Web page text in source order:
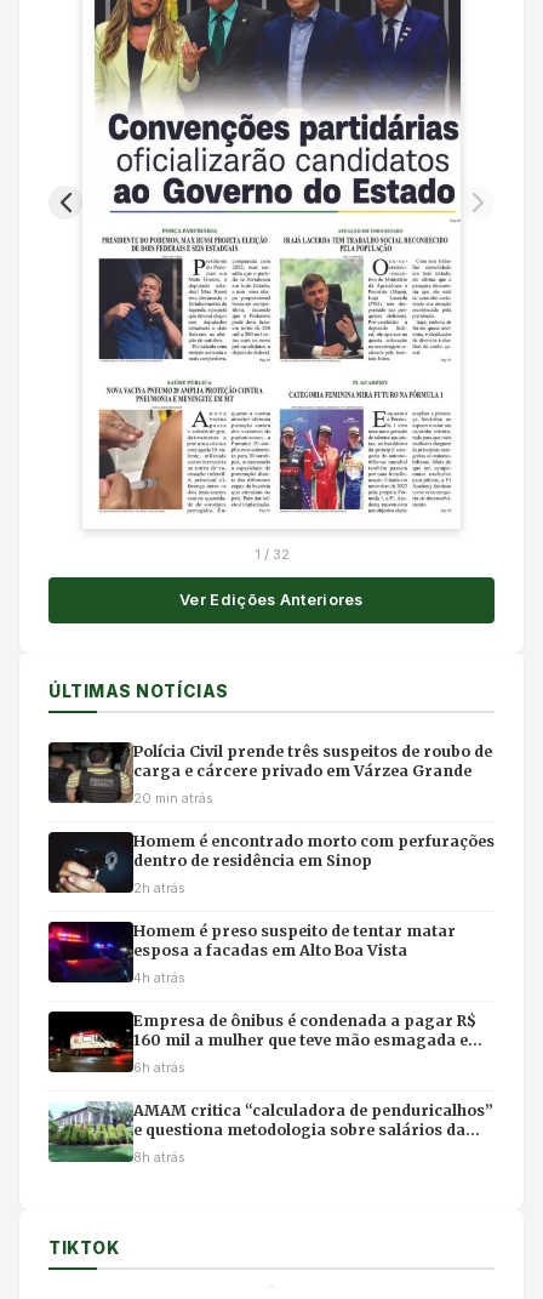
1 / 32
Ver Edições Anteriores
ÚLTIMAS NOTÍCIAS
Polícia Civil prende três suspeitos de roubo de
carga e cárcere privado em Várzea Grande
20 min atrás
Homem é encontrado morto com perfurações
dentro de residência em Sinop
2h atrás
Homem é preso suspeito de tentar matar
esposa a facadas em Alto Boa Vista
4h atrás
Empresa de ônibus é condenada a pagar R$
160 mil a mulher que teve mão esmagada em
acidente
6h atrás
AMAM critica “calculadora de penduricalhos”
e questiona metodologia sobre salários da
magistratura
8h atrás
TIKTOK